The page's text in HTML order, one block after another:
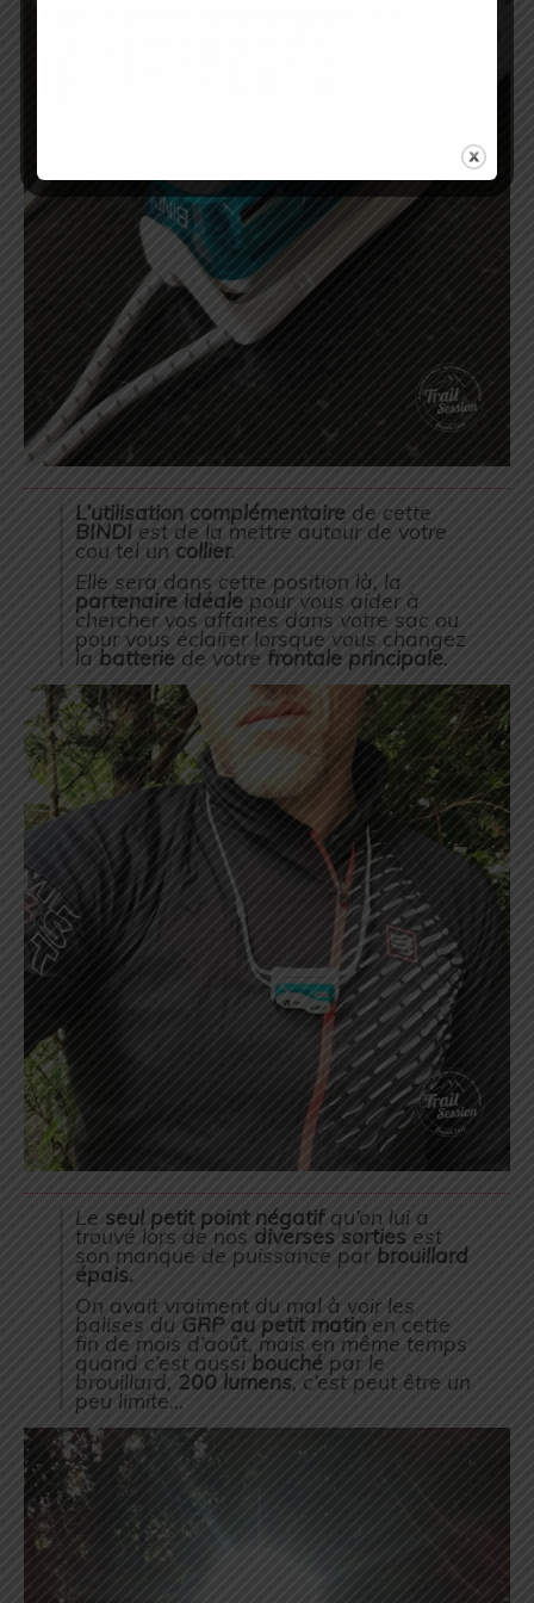
L’utilisation complémentaire de cette
BINDI est de la mettre autour de votre
cou tel un collier.
Elle sera dans cette position là, la
partenaire idéale pour vous aider à
chercher vos affaires dans votre sac ou
pour vous éclairer lorsque vous changez
la batterie de votre frontale principale.
Le seul petit point négatifqu’on lui a
trouvé lors de nos diverses sorties est
son manque de puissance par brouillard
épais.
On avait vraiment du mal à voir les
balises du GRP au petit matin en cette
fin de mois d’août, mais en même temps
quand c’est aussibouché par le
brouillard, 200 lumens, c’est peut être un
peu limite…